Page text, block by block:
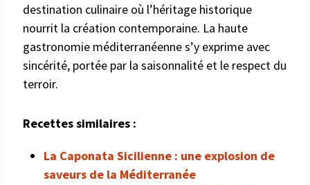
destination culinaire où l’héritage historique
nourrit la création contemporaine. La haute
gastronomie méditerranéenne s’y exprime avec
sincérité, portée par la saisonnalité et le respect du
terroir.
Recettes similaires :
La Caponata Sicilienne : une explosion de
saveurs de la Méditerranée